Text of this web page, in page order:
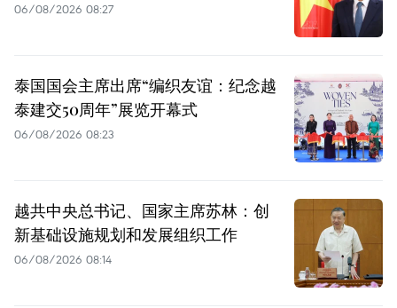
06/08/2026 08:27
泰国国会主席出席“编织友谊：纪念越
泰建交50周年”展览开幕式
06/08/2026 08:23
越共中央总书记、国家主席苏林：创
新基础设施规划和发展组织工作
06/08/2026 08:14